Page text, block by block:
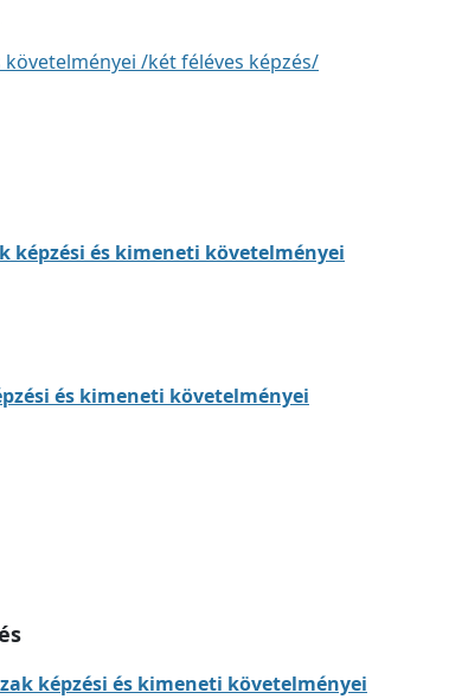
/két féléves képzés/
képzési és kimeneti követelményei
és kimeneti követelményei
képzési és kimeneti követelményei